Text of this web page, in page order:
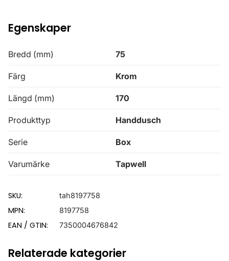
Egenskaper
Bredd (mm) 75
Färg Krom
Längd (mm) 170
Produkttyp Handdusch
Serie Box
Varumärke Tapwell
SKU: tah8197758
MPN: 8197758
EAN / GTIN: 7350004676842
Relaterade kategorier